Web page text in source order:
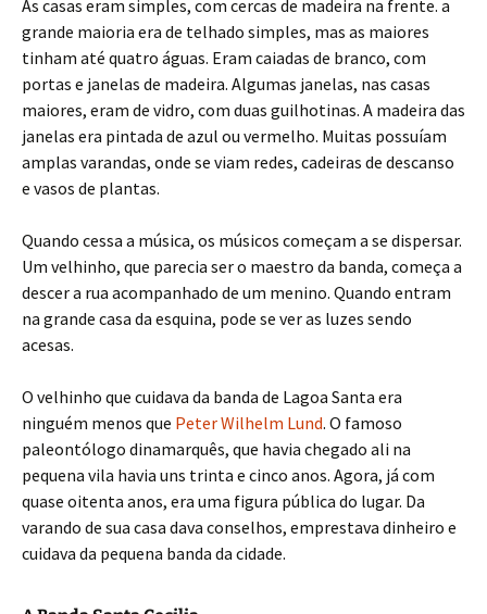
As casas eram simples, com cercas de madeira na frente. a
grande maioria era de telhado simples, mas as maiores
tinham até quatro águas. Eram caiadas de branco, com
portas e janelas de madeira. Algumas janelas, nas casas
maiores, eram de vidro, com duas guilhotinas. A madeira das
janelas era pintada de azul ou vermelho. Muitas possuíam
amplas varandas, onde se viam redes, cadeiras de descanso
e vasos de plantas.
Quando cessa a música, os músicos começam a se dispersar.
Um velhinho, que parecia ser o maestro da banda, começa a
descer a rua acompanhado de um menino. Quando entram
na grande casa da esquina, pode se ver as luzes sendo
acesas.
O velhinho que cuidava da banda de Lagoa Santa era
ninguém menos que Peter Wilhelm Lund. O famoso
paleontólogo dinamarquês, que havia chegado ali na
pequena vila havia uns trinta e cinco anos. Agora, já com
quase oitenta anos, era uma figura pública do lugar. Da
varando de sua casa dava conselhos, emprestava dinheiro e
cuidava da pequena banda da cidade.